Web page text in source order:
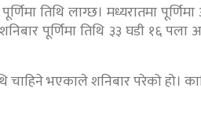
तिथि लाग्छ। मध्यरातमा
पूर्णिमा तिथि ३३ घडी १६ पला
चाहिने भएकाले शनिबार परेको हो।